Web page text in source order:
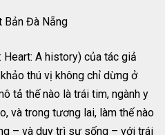
Bản Đà Nẵng
A history) của tác giả
thú vị không chỉ dừng ở
tả thế nào là trái tim, ngành y
và trong tương lai, làm thế nào
– và duy trì sự sống – với trái